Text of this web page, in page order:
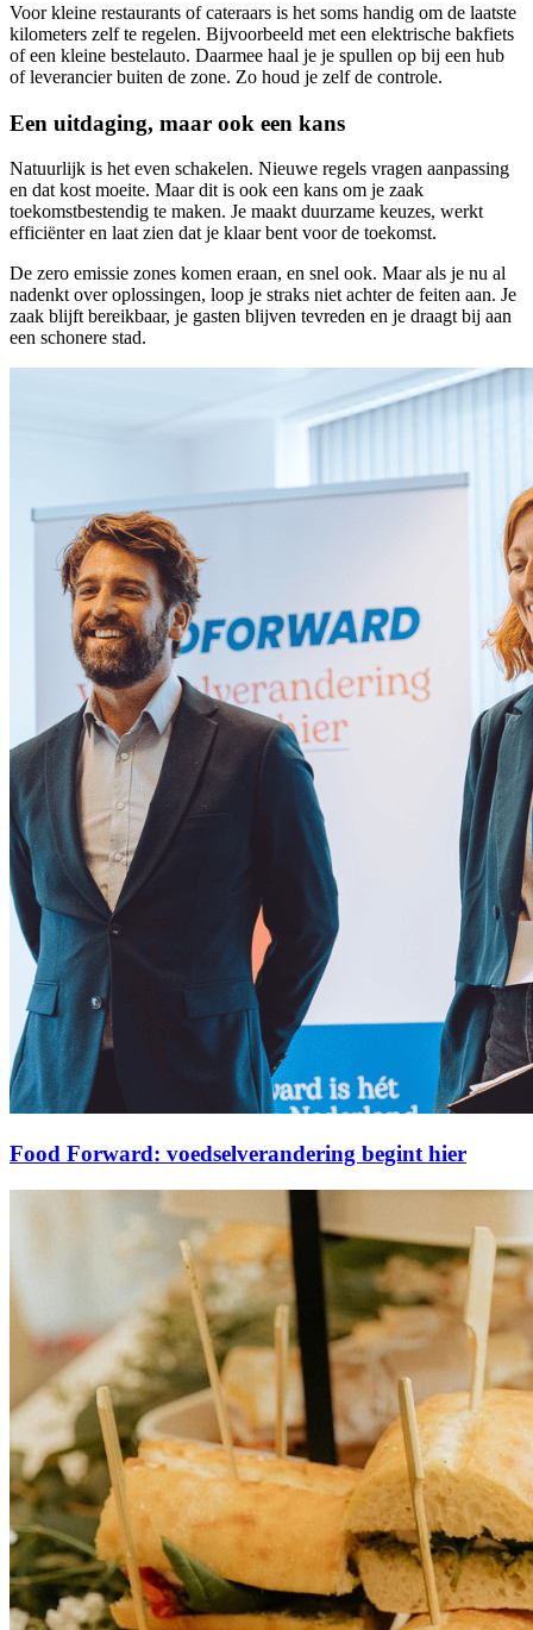
Voor kleine restaurants of cateraars is het soms handig om de laatste
kilometers zelf te regelen. Bijvoorbeeld met een elektrische bakfiets
of een kleine bestelauto. Daarmee haal je je spullen op bij een hub
of leverancier buiten de zone. Zo houd je zelf de controle.
Een uitdaging, maar ook een kans
Natuurlijk is het even schakelen. Nieuwe regels vragen aanpassing
en dat kost moeite. Maar dit is ook een kans om je zaak
toekomstbestendig te maken. Je maakt duurzame keuzes, werkt
efficiënter en laat zien dat je klaar bent voor de toekomst.
De zero emissie zones komen eraan, en snel ook. Maar als je nu al
nadenkt over oplossingen, loop je straks niet achter de feiten aan. Je
zaak blijft bereikbaar, je gasten blijven tevreden en je draagt bij aan
een schonere stad.
Food Forward: voedselverandering begint hier